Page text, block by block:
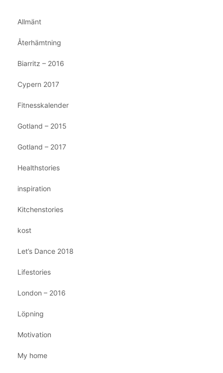
Allmänt
Återhämtning
Biarritz – 2016
Cypern 2017
Fitnesskalender
Gotland – 2015
Gotland – 2017
Healthstories
inspiration
Kitchenstories
kost
Let’s Dance 2018
Lifestories
London – 2016
Löpning
Motivation
My home